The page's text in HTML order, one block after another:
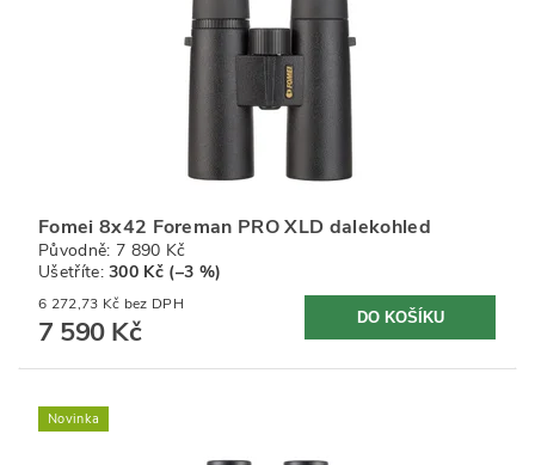
Fomei 8x42 Foreman PRO XLD dalekohled
Původně: 7 890 Kč
Ušetříte:300 Kč (–3 %)
6 272,73 Kč bez DPH
7 590 Kč
Novinka